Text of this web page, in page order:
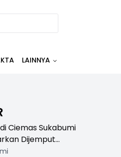
LAINNYA
Ciemas Sukabumi
Dijemput
Polisi